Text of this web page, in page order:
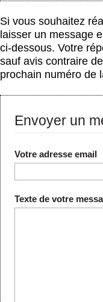
Si vous souhaitez
laisser un message
ci-dessous. Votre
sauf avis contraire
prochain numéro de
Envoyer un
Votre adresse email
Texte de votre